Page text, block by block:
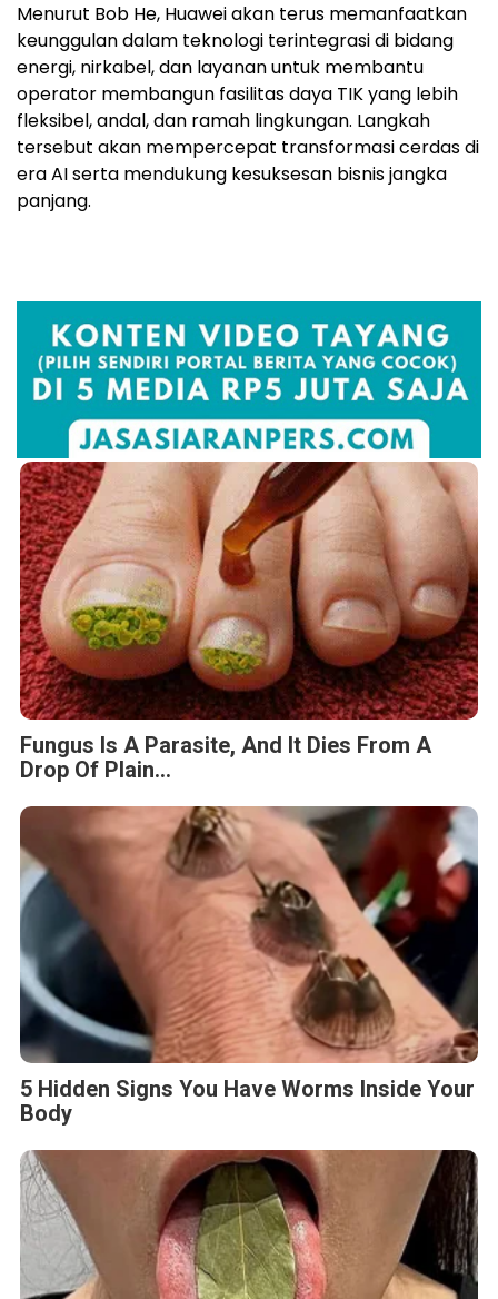
Menurut Bob He, Huawei akan terus memanfaatkan
keunggulan dalam teknologi terintegrasi di bidang
energi, nirkabel, dan layanan untuk membantu
operator membangun fasilitas daya TIK yang lebih
fleksibel, andal, dan ramah lingkungan. Langkah
tersebut akan mempercepat transformasi cerdas di
era AI serta mendukung kesuksesan bisnis jangka
panjang.
Fungus Is A Parasite, And It Dies From A
Drop Of Plain...
5 Hidden Signs You Have Worms Inside Your
Body